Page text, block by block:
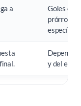
a
Goles del
prórroga,
específico.
Depende
y del